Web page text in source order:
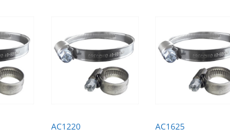
AC1220
AC1625